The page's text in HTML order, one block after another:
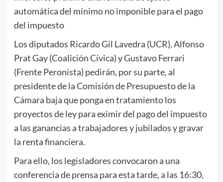
automática del mínimo no imponible para el pago
del impuesto
Los diputados Ricardo Gil Lavedra (UCR), Alfonso
Prat Gay (Coalición Cívica) y Gustavo Ferrari
(Frente Peronista) pedirán, por su parte, al
presidente de la Comisión de Presupuesto de la
Cámara baja que ponga en tratamiento los
proyectos de ley para eximir del pago del impuesto
a las ganancias a trabajadores y jubilados y gravar
la renta financiera.
Para ello, los legisladores convocaron a una
conferencia de prensa para esta tarde, a las 16:30,